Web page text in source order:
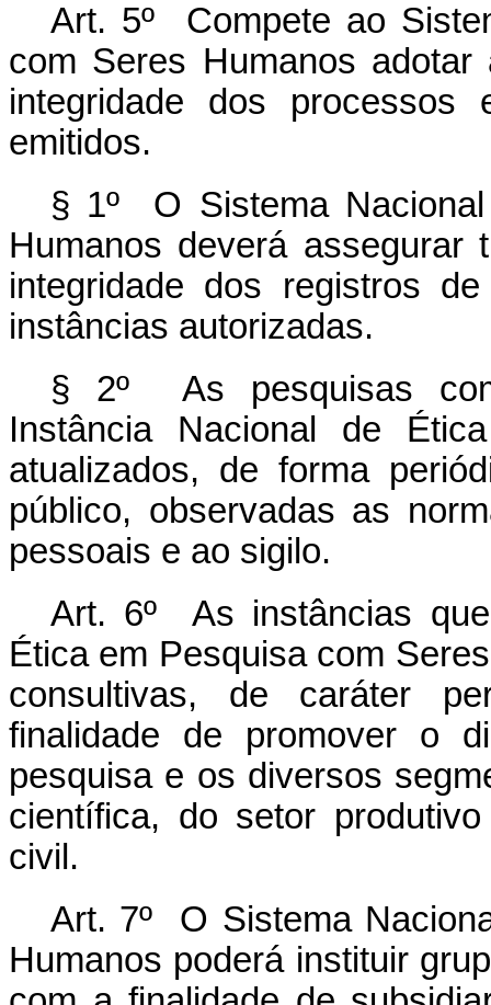
Art. 5º Compete ao
com Seres Humanos
integridade dos
emitidos.
§ 1º O Sistema
Humanos deverá assegurar
integridade dos registros
instâncias autorizadas.
§ 2º As pesquisas
Instância Nacional de
atualizados, de forma
público, observadas as
pessoais e ao sigilo.
Art. 6º As instâncias
Ética em Pesquisa com
consultivas, de caráter
finalidade de promover o
pesquisa e os diversos
científica, do setor
civil.
Art. 7º O Sistema
Humanos poderá instituir